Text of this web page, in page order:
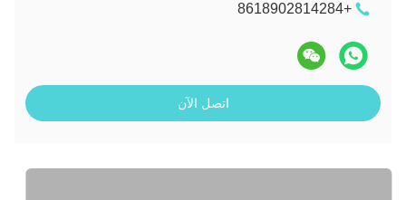
+8618902814284
اتصل الآن